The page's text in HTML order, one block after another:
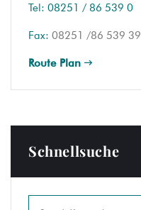
Tel: 08251 / 86 539 0
Fax: 08251 /86 539 39
Route Plan
Schnellsuche